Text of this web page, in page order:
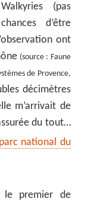
(pas
d’être
ont
(source : Faune
de Provence,
décimètres
m’arrivait de
du tout…
national du
le premier de